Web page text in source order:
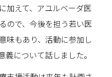
加えて、アユルベーダ医
ので、今後を担う若い医
味もあり、活動に参加し
義について話しました。